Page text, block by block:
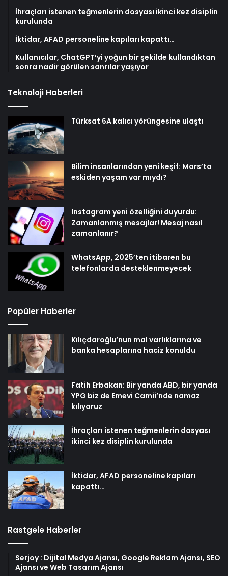
İhraçları istenen teğmenlerin dosyası ikinci kez disiplin
kurulunda
İktidar, AFAD personeline kapıları kapattı…
Kullanıcılar, ChatGPT’yi yoğun bir şekilde kullandıktan
sonra nadir görülen sanrılar yaşıyor
Teknoloji Haberleri
Türksat 6A kalıcı yörüngesine ulaştı
Bilim insanlarından yeni keşif: Mars’ta
eskiden yaşam var mıydı?
Instagram yeni özelliğini duyurdu:
Zamanlanmış mesajlar! Mesaj nasıl
zamanlanır?
WhatsApp, 2025’ten itibaren bu
telefonlarda desteklenmeyecek
Popüler Haberler
Kılıçdaroğlu’nun mal varlıklarına ve
banka hesaplarına haciz konuldu
Fatih Erbakan: Bir yanda ABD, bir yanda
YPG biz de Emevi Camii’nde namaz
kılıyoruz
İhraçları istenen teğmenlerin dosyası
ikinci kez disiplin kurulunda
İktidar, AFAD personeline kapıları
kapattı…
Rastgele Haberler
Serjoy : Dijital Medya Ajansı, Google Reklam Ajansı, SEO
Ajansı ve Web Tasarım Ajansı